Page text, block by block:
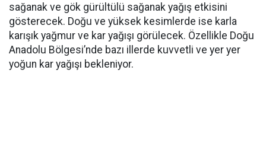
sağanak ve gök gürültülü sağanak yağış etkisini
gösterecek. Doğu ve yüksek kesimlerde ise karla
karışık yağmur ve kar yağışı görülecek. Özellikle Doğu
Anadolu Bölgesi’nde bazı illerde kuvvetli ve yer yer
yoğun kar yağışı bekleniyor.